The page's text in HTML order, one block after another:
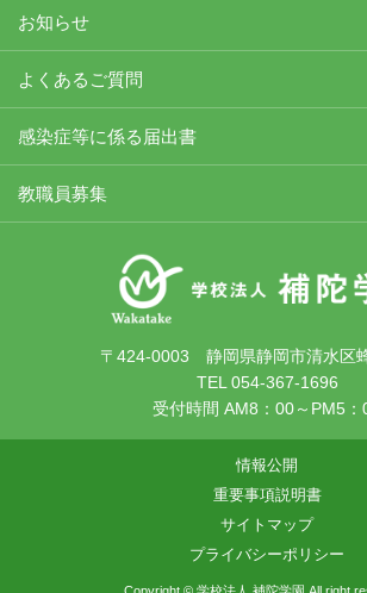
お知らせ
よくあるご質問
感染症等に係る届出書
教職員募集
〒424-0003 静岡県静岡市清水区
TEL 054-367-1696
受付時間 AM8：00～PM5：
情報公開
重要事項説明書
サイトマップ
プライバシーポリシー